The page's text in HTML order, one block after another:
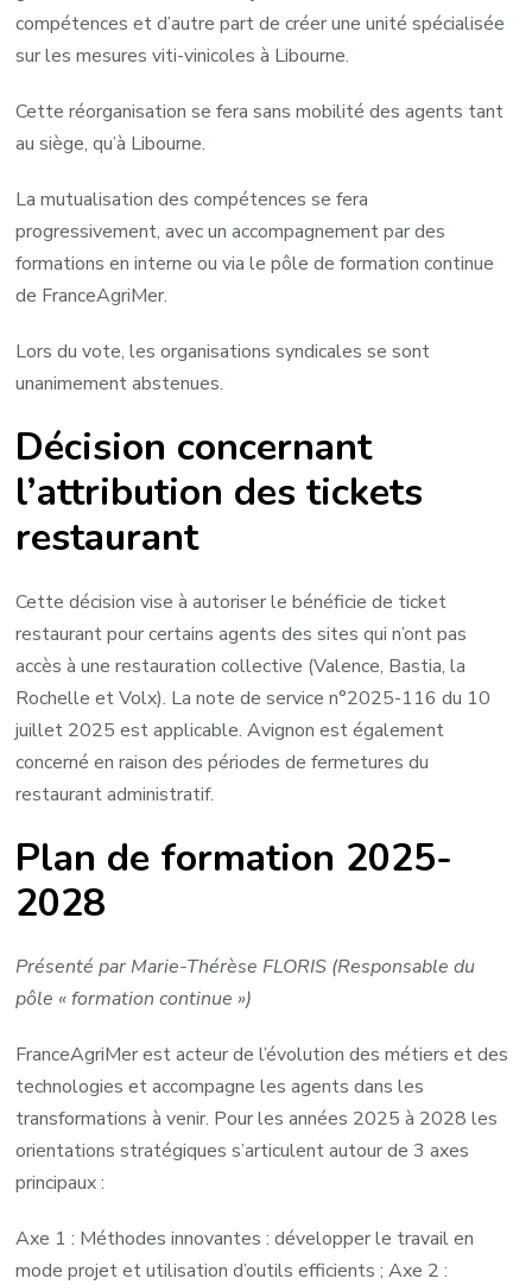
compétences et d’autre part de créer une unité spécialisée
sur les mesures viti-vinicoles à Libourne.
Cette réorganisation se fera sans mobilité des agents tant
au siège, qu’à Libourne.
La mutualisation des compétences se fera
progressivement, avec un accompagnement par des
formations en interne ou via le pôle de formation continue
de FranceAgriMer.
Lors du vote, les organisations syndicales se sont
unanimement abstenues.
Décision concernant
l’attribution des tickets
restaurant
Cette décision vise à autoriser le bénéficie de ticket
restaurant pour certains agents des sites qui n’ont pas
accès à une restauration collective (Valence, Bastia, la
Rochelle et Volx). La note de service n°2025-116 du 10
juillet 2025 est applicable. Avignon est également
concerné en raison des périodes de fermetures du
restaurant administratif.
Plan de formation 2025-
2028
Présenté par Marie-Thérèse FLORIS (Responsable du
pôle « formation continue »)
FranceAgriMer est acteur de l’évolution des métiers et des
technologies et accompagne les agents dans les
transformations à venir. Pour les années 2025 à 2028 les
orientations stratégiques s’articulent autour de 3 axes
principaux :
Axe 1 : Méthodes innovantes : développer le travail en
mode projet et utilisation d’outils efficients ; Axe 2 :